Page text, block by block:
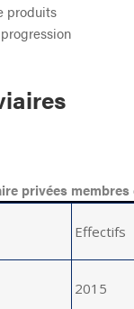
produits
privées membres
Effectifs
2015